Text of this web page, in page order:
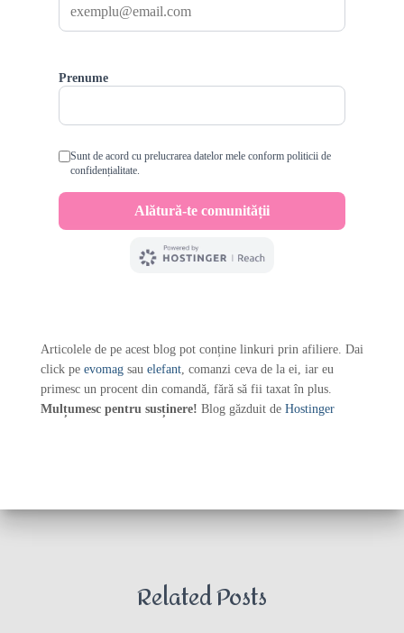
Articolele de pe acest blog pot conține linkuri prin afiliere. Dai
click pe evomag sau elefant, comanzi ceva de la ei, iar eu
primesc un procent din comandă, fără să fii taxat în plus.
Mulțumesc pentru susținere! Blog găzduit de Hostinger
Related Posts